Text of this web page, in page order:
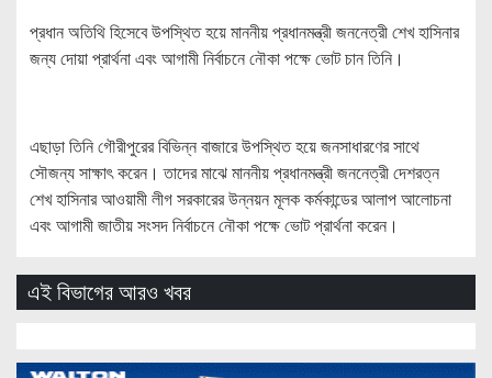
প্রধান অতিথি হিসেবে উপস্থিত হয়ে মাননীয় প্রধানমন্ত্রী জননেত্রী শেখ হাসিনার
জন্য দোয়া প্রার্থনা এবং আগামী নির্বাচনে নৌকা পক্ষে ভোট চান তিনি।
এছাড়া তিনি গৌরীপুরের বিভিন্ন বাজারে উপস্থিত হয়ে জনসাধারণের সাথে
সৌজন্য সাক্ষাৎ করেন। তাদের মাঝে মাননীয় প্রধানমন্ত্রী জননেত্রী দেশরত্ন
শেখ হাসিনার আওয়ামী লীগ সরকারের উন্নয়ন মূলক কর্মকান্ডের আলাপ আলোচনা
এবং আগামী জাতীয় সংসদ নির্বাচনে নৌকা পক্ষে ভোট প্রার্থনা করেন।
এই বিভাগের আরও খবর